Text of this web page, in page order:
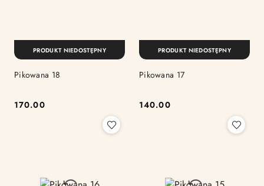
Pikowana 18
Cena:
170.00
PRODUKT NIEDOSTĘPNY
Pikowana 17
Cena:
140.00
PRODUKT NIEDOSTĘPNY